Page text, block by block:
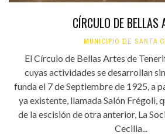
CÍRCULO DE BELLAS
MUNICIPIO DE SANTA
El Círculo de Bellas Artes de
cuyas actividades se desarrollan
funda el 7 de Septiembre de 1925, a
ya existente, llamada Salón Frégoli,
de la escisión de otra anterior, La
Cecilia...